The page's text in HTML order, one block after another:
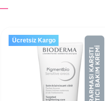
Ücretsiz Kargo